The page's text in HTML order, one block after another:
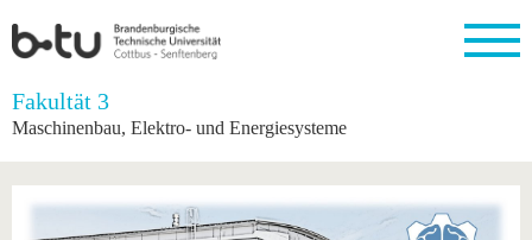
Startseite
Forschung
Vor dem
Profil
Wissenschaftliche
Fachkräfte
Fakultät 3
Maschinenbau, Elektro- und Energiesysteme